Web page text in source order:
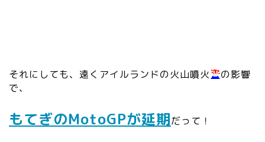
それにしても、遠くアイルランドの火山噴火
の影響
で、
もてぎのMotoGPが延期だって！